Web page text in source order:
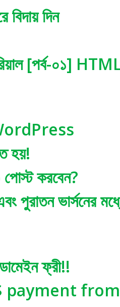
দিন
[পর্ব-০১]
হয়!
করবেন?
পুরাতন ভার্সনের
ফ্রী!!
1$ payment from